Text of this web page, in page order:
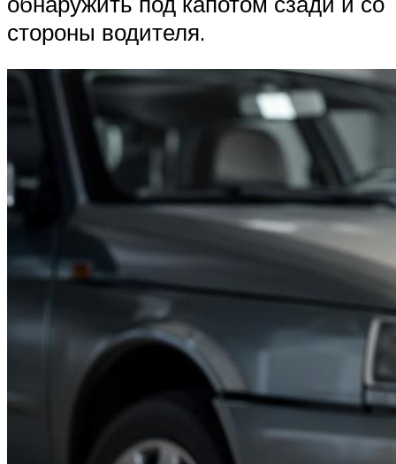
стороны водителя.